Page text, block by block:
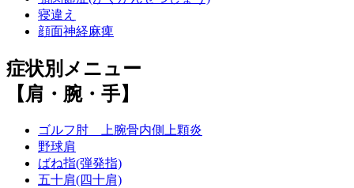
寝違え
顔面神経麻痺
症状別メニュー
【肩・腕・手】
ゴルフ肘 上腕骨内側上顆炎
野球肩
ばね指(弾発指)
五十肩(四十肩)